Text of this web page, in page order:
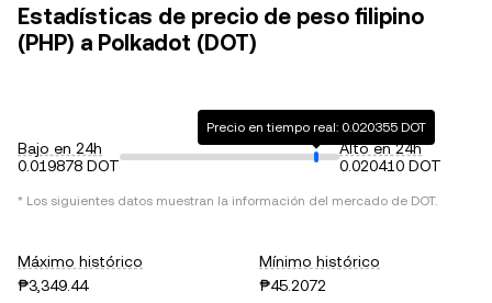
Estadísticas de precio de peso filipino
(PHP) a Polkadot (DOT)
Bajo en 24h
0.019878 DOT
Precio en tiempo real: 0.020355 DOT
Alto en 24h
0.020410 DOT
* Los siguientes datos muestran la información del mercado de DOT.
Máximo histórico
₱3,349.44
Mínimo histórico
₱45.2072